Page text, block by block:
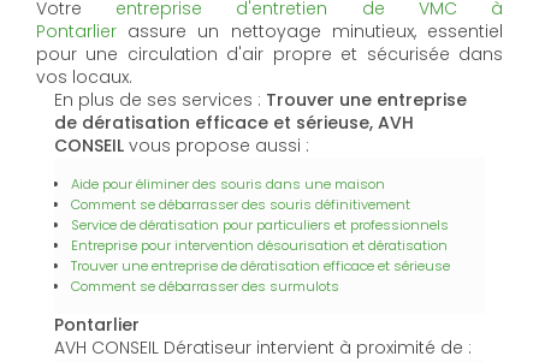
Votre entreprise d'entretien de VMC à
Pontarlier assure un nettoyage minutieux, essentiel
pour une circulation d'air propre et sécurisée dans
vos locaux.
En plus de ses services : Trouver une entreprise
de dératisation efficace et sérieuse, AVH
CONSEIL vous propose aussi :
Aide pour éliminer des souris dans une maison
Comment se débarrasser des souris définitivement
Service de dératisation pour particuliers et professionnels
Entreprise pour intervention désourisation et dératisation
Trouver une entreprise de dératisation efficace et sérieuse
Comment se débarrasser des surmulots
Pontarlier
AVH CONSEIL Dératiseur intervient à proximité de :